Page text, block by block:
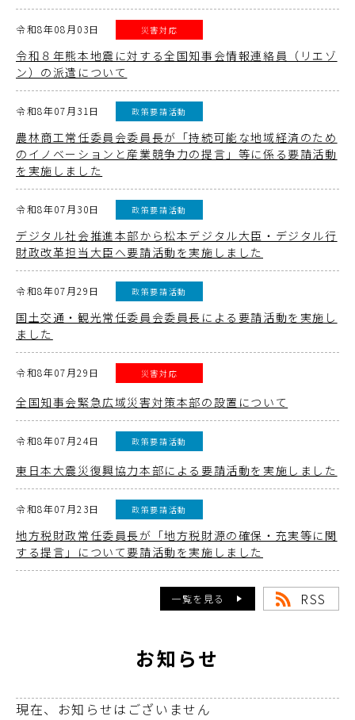
令和8年08月03日 災害対応
令和８年熊本地震に対する全国知事会情報連絡員（リエゾ
ン）の派遣について
令和8年07月31日 政策要請活動
農林商工常任委員会委員長が「持続可能な地域経済のため
のイノベーションと産業競争力の提言」等に係る要請活動
を実施しました
令和8年07月30日 政策要請活動
デジタル社会推進本部から松本デジタル大臣・デジタル行
財政改革担当大臣へ要請活動を実施しました
令和8年07月29日 政策要請活動
国土交通・観光常任委員会委員長による要請活動を実施し
ました
令和8年07月29日 災害対応
全国知事会緊急広域災害対策本部の設置について
令和8年07月24日 政策要請活動
東日本大震災復興協力本部による要請活動を実施しました
令和8年07月23日 政策要請活動
地方税財政常任委員長が「地方税財源の確保・充実等に関
する提言」について要請活動を実施しました
一覧を見る RSS
お知らせ
現在、お知らせはございません